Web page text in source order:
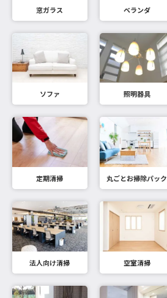
窓ガラス ベランダ
ソファ 照明器具
定期清掃 丸ごとお掃除パック
法人向け清掃 空室清掃